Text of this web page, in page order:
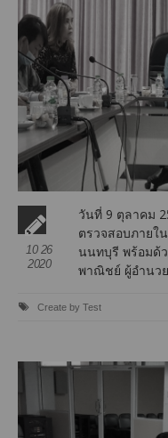
10 26
2020
วันที่ 9 ตุลาคม
ตรวจสอบภายใ
นนทบุรี พร้อมด้
พาณิชย์ ผู้อำนวย
Create by Test